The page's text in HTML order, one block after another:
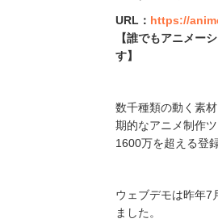
URL： https://
【誰でもアニメー
す】
数千種類の動く素
期的なアニメ制作
1600万を超える登
ウェブデモは昨年7
ました。